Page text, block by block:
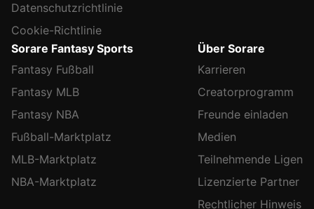
Datenschutzrichtlinie
Cookie-Richtlinie
Sorare Fantasy Sports
Fantasy Fußball
Fantasy MLB
Fantasy NBA
Fußball-Marktplatz
MLB-Marktplatz
NBA-Marktplatz
Über Sorare
Karrieren
Creatorprogramm
Freunde einladen
Medien
Teilnehmende Ligen
Lizenzierte Partner
Rechtlicher Hinweis